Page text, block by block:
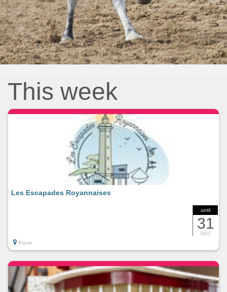
This week
until
31
DEC
Les Escapades Royannaises
Royan